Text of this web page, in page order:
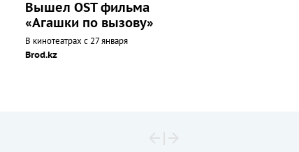
Вышел OST фильма
«Агашки по вызову»
В кинотеатрах с 27 января
Brod.kz